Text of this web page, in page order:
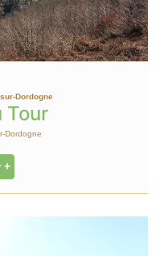
Dordogne
Tour
Dordogne
+